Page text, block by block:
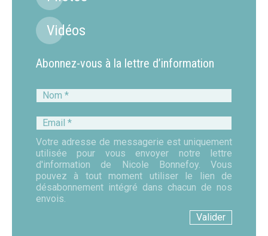
Vidéos
Abonnez-vous à la lettre d’information
Nom
Email
Votre adresse de messagerie est uniquement
utilisée pour vous envoyer notre lettre
d'information de Nicole Bonnefoy. Vous
pouvez à tout moment utiliser le lien de
désabonnement intégré dans chacun de nos
envois.